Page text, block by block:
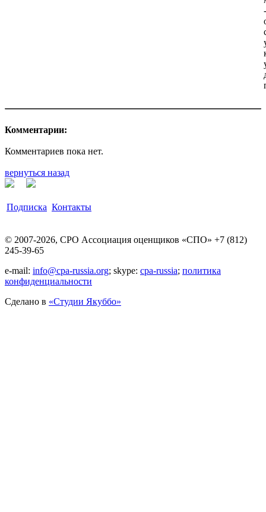
Комментарии:
Комментариев пока нет.
вернуться назад
Подписка Контакты
© 2007-2026, СРО Ассоциация оценщиков «СПО» +7 (812)
245-39-65
e-mail: info@cpa-russia.org; skype: cpa-russia; политика
конфиденциальности
Сделано в «Cтудии Якуббо»